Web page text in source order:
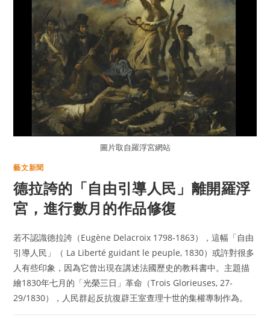
圖片取自羅浮宮網站
藝文新聞
德拉誇的「自由引導人民」離開羅浮
宮，進行數月的作品修復
若不認識德拉誇（Eugène Delacroix 1798-1863），這幅「自由
引導人民」（ La Liberté guidant le peuple, 1830）或許對很多
人有些印象，因為它曾出現在講述法國歷史的教科書中。主題描
繪1830年七月的「光榮三日」革命（Trois Glorieuses, 27-
29/1830），人民群起反抗復辟王室查理十世的集權專制作為。